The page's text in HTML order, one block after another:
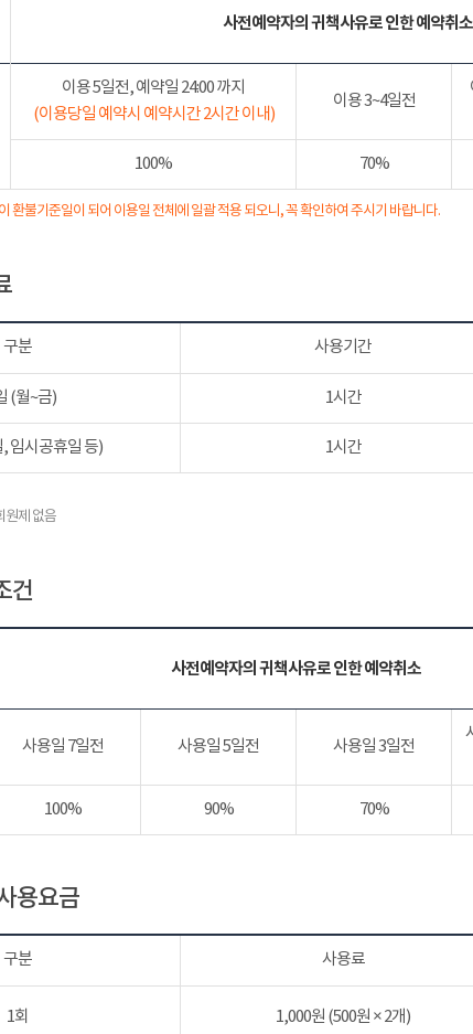
사전예약자의 귀책사유로 인한 예약취소
이용 5일전, 예약일 24:00 까지
(이용당일 예약시 예약시간 2시간 이내)
이용 3~4일전
100% 70%
환불기준일이 되어 이용일 전체에 일괄 적용 되오니, 꼭 확인하여 주시기 바랍니다.
구분 사용기간
(월~금) 1시간
임시공휴일 등) 1시간
원제 없음
건
사전예약자의 귀책사유로 인한 예약취소
사용일 7일전 사용일 5일전 사용일 3일전
100% 90% 70%
용요금
구분 사용료
1회 1,000원 (500원 × 2개)